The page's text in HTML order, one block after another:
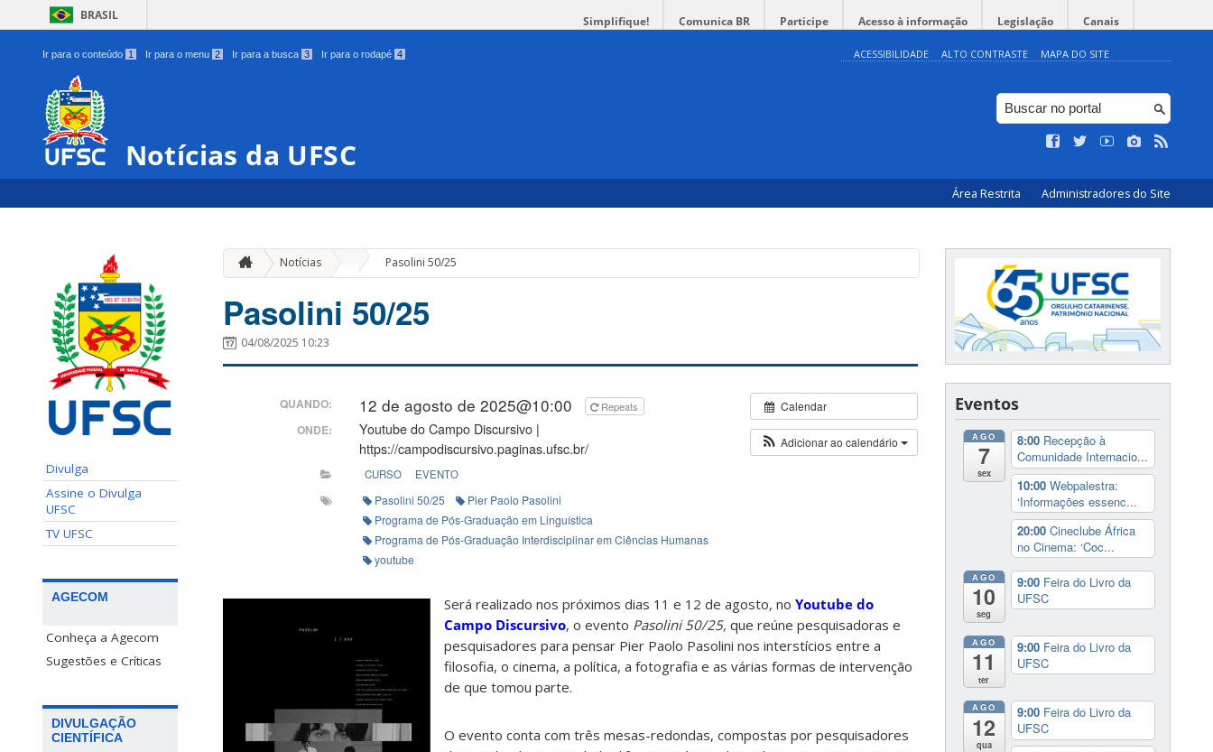
BRASIL Simplifique! Comunica BR Participe Acesso à informação Legislação Canais
Ir para o conteúdo 1 Ir para o menu 2 Ir para a busca 3 Ir para o rodapé 4 ACESSIBILIDADE ALTO CONTRASTE MAPA DO SITE
Notícias da UFSC
Área Restrita Administradores do Site
Divulga
Assine o Divulga
UFSC
TV UFSC
AGECOM
Conheça a Agecom
Sugestões e Críticas
DIVULGAÇÃO
CIENTÍFICA
Notícias Pasolini 50/25
Pasolini 50/25
04/08/2025 10:23
Calendar
Adicionar ao calendário
QUANDO: 12 de agosto de 2025@10:00 Repeats
ONDE:
Youtube do Campo Discursivo |
https://campodiscursivo.paginas.ufsc.br/
CURSO EVENTO
Pasolini 50/25
Pier Paolo Pasolini
Programa de Pós-Graduação em Linguística
Programa de Pós-Graduação Interdisciplinar em Ciências Humanas
youtube
Será realizado nos próximos dias 11 e 12 de agosto, no Youtube do
Campo Discursivo, o evento Pasolini 50/25, que reúne pesquisadoras e
pesquisadores para pensar Pier Paolo Pasolini nos interstícios entre a
filosofia, o cinema, a política, a fotografia e as várias formas de intervenção
de que tomou parte.
O evento conta com três mesas-redondas, compostas por pesquisadores
Eventos
AGO
7
sex
8:00 Recepção à
Comunidade Internacio...
10:00 Webpalestra:
‘Informações essenc...
20:00 Cineclube África
no Cinema: ‘Coc...
AGO
10
seg
9:00 Feira do Livro da
UFSC
AGO
11
ter
9:00 Feira do Livro da
UFSC
AGO
12
qua
9:00 Feira do Livro da
UFSC